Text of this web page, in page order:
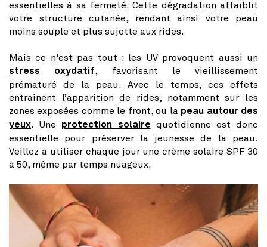
essentielles à sa fermeté. Cette dégradation affaiblit
votre structure cutanée, rendant ainsi votre peau
moins souple et plus sujette aux rides.
Mais ce n'est pas tout : les UV provoquent aussi un
stress oxydatif, favorisant le vieillissement
prématuré de la peau. Avec le temps, ces effets
entraînent l’apparition de rides, notamment sur les
zones exposées comme le front, ou la peau autour des
yeux. Une protection solaire quotidienne est donc
essentielle pour préserver la jeunesse de la peau.
Veillez à utiliser chaque jour une crème solaire SPF 30
à 50, même par temps nuageux.